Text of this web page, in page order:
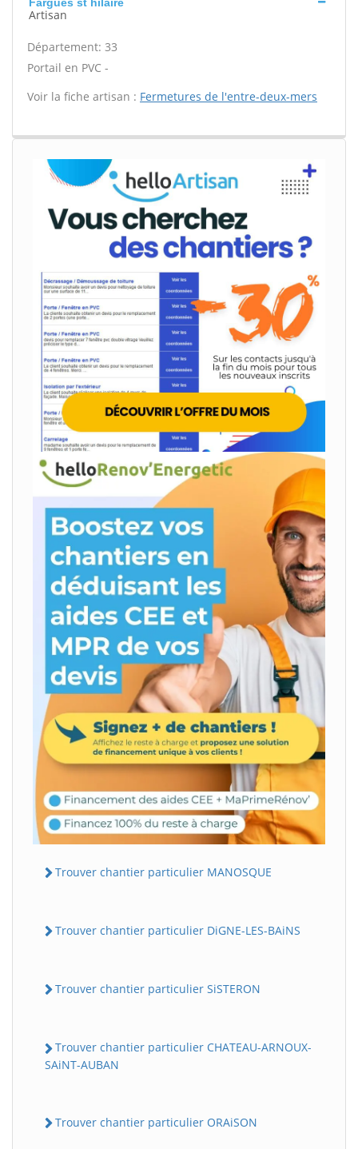
Artisan
Département: 33
Portail en PVC -
Voir la fiche artisan : Fermetures de l'entre-deux-mers
Trouver chantier particulier MANOSQUE
Trouver chantier particulier DiGNE-LES-BAiNS
Trouver chantier particulier SiSTERON
Trouver chantier particulier CHATEAU-ARNOUX-
SAiNT-AUBAN
Trouver chantier particulier ORAiSON